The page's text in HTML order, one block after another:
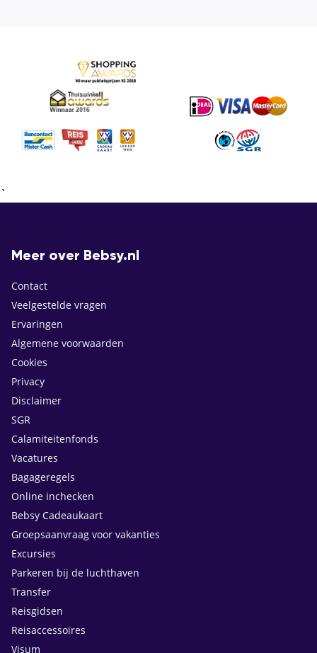
`
Meer over Bebsy.nl
Contact
Veelgestelde vragen
Ervaringen
Algemene voorwaarden
Cookies
Privacy
Disclaimer
SGR
Calamiteitenfonds
Vacatures
Bagageregels
Online inchecken
Bebsy Cadeaukaart
Groepsaanvraag voor vakanties
Excursies
Parkeren bij de luchthaven
Transfer
Reisgidsen
Reisaccessoires
Visum